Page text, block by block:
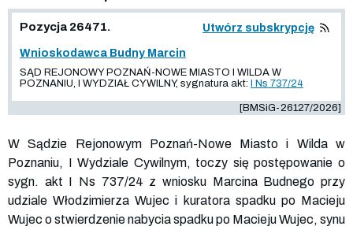
Pozycja 26471. Utwórz subskrypcję
Wnioskodawca Budny Marcin
SĄD REJONOWY POZNAŃ-NOWE MIASTO I WILDA W
POZNANIU, I WYDZIAŁ CYWILNY, sygnatura akt: I Ns 737/24
[BMSiG-26127/2026]
W Sądzie Rejonowym Poznań-Nowe Miasto i Wilda w
Poznaniu, I Wydziale Cywilnym, toczy się postępowanie o
sygn. akt I Ns 737/24 z wniosku Marcina Budnego przy
udziale Włodzimierza Wujec i kuratora spadku po Macieju
Wujec o stwierdzenie nabycia spadku po Macieju Wujec, synu